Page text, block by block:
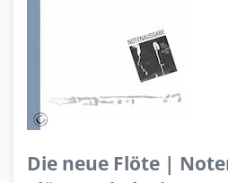
Die neue Flöte |